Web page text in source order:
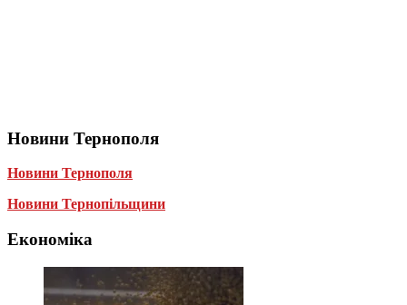
Новини Тернополя
Новини Тернополя
Новини Тернопільщини
Економіка